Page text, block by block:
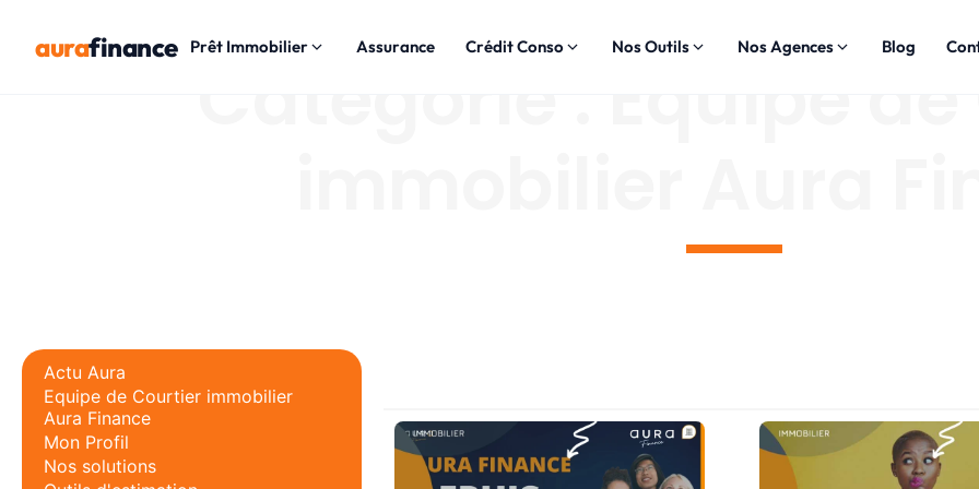
aurafinance Prêt Immobilier Assurance Crédit Conso Nos Outils Nos Agences Blog
Catégorie : Equipe de
Actu Aura
Equipe de Courtier immobilier
Aura Finance
Mon Profil
Nos solutions